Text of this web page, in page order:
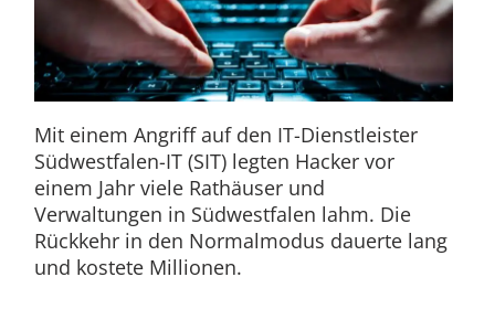
Mit einem Angriff auf den IT-Dienstleister
Südwestfalen-IT (SIT) legten Hacker vor
einem Jahr viele Rathäuser und
Verwaltungen in Südwestfalen lahm. Die
Rückkehr in den Normalmodus dauerte lang
und kostete Millionen.